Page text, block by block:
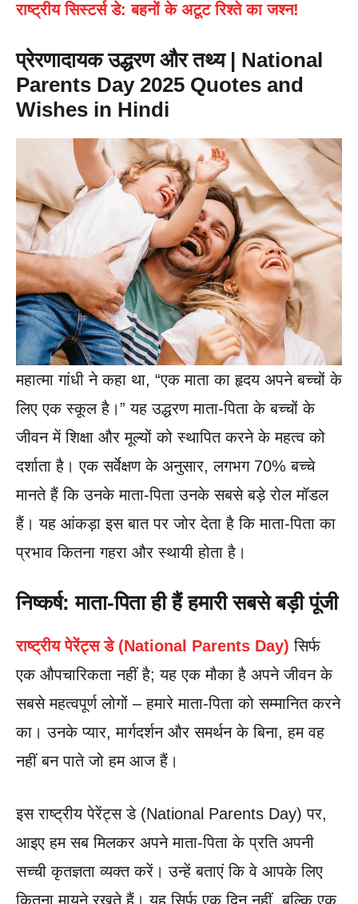
राष्ट्रीय सिस्टर्स डे: बहनों के अटूट रिश्ते का जश्न!
प्रेरणादायक उद्धरण और तथ्य | National
Parents Day 2025 Quotes and
Wishes in Hindi
महात्मा गांधी ने कहा था, “एक माता का हृदय अपने बच्चों के
लिए एक स्कूल है।” यह उद्धरण माता-पिता के बच्चों के
जीवन में शिक्षा और मूल्यों को स्थापित करने के महत्व को
दर्शाता है। एक सर्वेक्षण के अनुसार, लगभग 70% बच्चे
मानते हैं कि उनके माता-पिता उनके सबसे बड़े रोल मॉडल
हैं। यह आंकड़ा इस बात पर जोर देता है कि माता-पिता का
प्रभाव कितना गहरा और स्थायी होता है।
निष्कर्ष: माता-पिता ही हैं हमारी सबसे बड़ी पूंजी
राष्ट्रीय पेरेंट्स डे (National Parents Day) सिर्फ
एक औपचारिकता नहीं है; यह एक मौका है अपने जीवन के
सबसे महत्वपूर्ण लोगों – हमारे माता-पिता को सम्मानित करने
का। उनके प्यार, मार्गदर्शन और समर्थन के बिना, हम वह
नहीं बन पाते जो हम आज हैं।
इस राष्ट्रीय पेरेंट्स डे (National Parents Day) पर,
आइए हम सब मिलकर अपने माता-पिता के प्रति अपनी
सच्ची कृतज्ञता व्यक्त करें। उन्हें बताएं कि वे आपके लिए
कितना मायने रखते हैं। यह सिर्फ एक दिन नहीं, बल्कि एक